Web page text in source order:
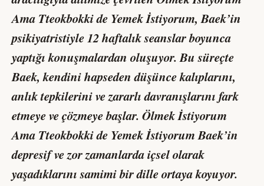
Ama Tteokbokki de Yemek İstiyorum, Baek’in
psikiyatristiyle 12 haftalık seanslar boyunca
yaptığı konuşmalardan oluşuyor. Bu süreçte
Baek, kendini hapseden düşünce kalıplarını,
anlık tepkilerini ve zararlı davranışlarını fark
etmeye ve çözmeye başlar. Ölmek İstiyorum
Ama Tteokbokki de Yemek İstiyorumBaek’in
depresif ve zor zamanlarda içsel olarak
yaşadıklarını samimi bir dille ortaya koyuyor.